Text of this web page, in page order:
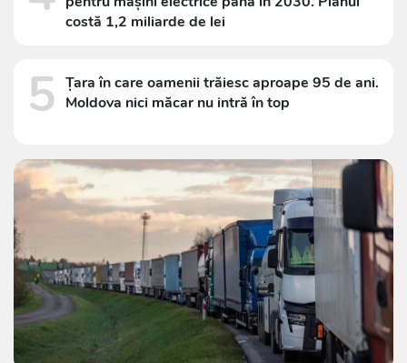
costă 1,2 miliarde de lei
5 Țara în care oamenii trăiesc aproape 95 de ani.
Moldova nici măcar nu intră în top